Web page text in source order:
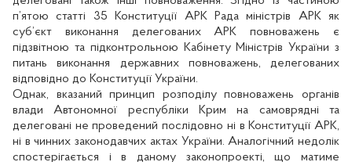
п’ятою статті 35 Конституції АРК Рада міністрів АРК як
суб’єкт виконання делегованих АРК повноважень є
підзвітною та підконтрольною Кабінету Міністрів України з
питань виконання державних повноважень, делегованих
відповідно до Конституції України.
Однак, вказаний принцип розподілу повноважень органів
влади Автономної республіки Крим на самоврядні та
делеговані не проведений послідовно ні в Конституції АРК,
ні в чинних законодавчих актах України. Аналогічний недолік
спостерігається і в даному законопроекті, що матиме